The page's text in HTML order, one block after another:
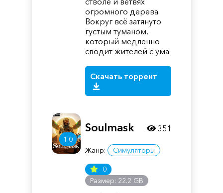
огромного дерева.
Вокруг всё затянуто
густым туманом,
который медленно
сводит жителей с ума
Скачать торрент
1.0
Soulmask
Жанр: Симуляторы
0
Размер: 22.2 GB
351